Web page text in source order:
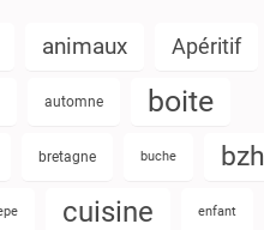
animaux Apéritif
automne boite
bretagne buche bzh
cuisine enfant